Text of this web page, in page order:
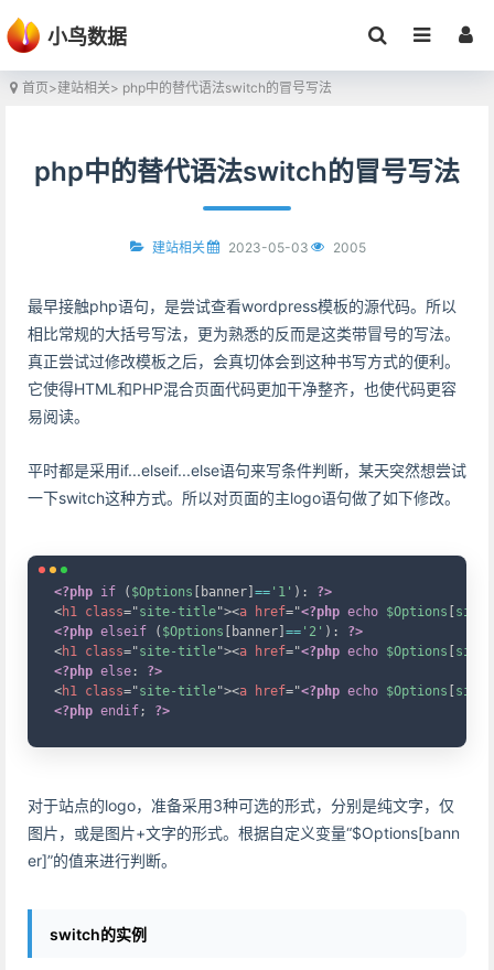
小鸟数据
首页>建站相关> php中的替代语法switch的冒号写法
php中的替代语法switch的冒号写法
建站相关 2023-05-03 2005
最早接触php语句，是尝试查看wordpress模板的源代码。所以
相比常规的大括号写法，更为熟悉的反而是这类带冒号的写法。
真正尝试过修改模板之后，会真切体会到这种书写方式的便利。
它使得HTML和PHP混合页面代码更加干净整齐，也使代码更容
易阅读。
平时都是采用if...elseif...else语句来写条件判断，某天突然想尝试
一下switch这种方式。所以对页面的主logo语句做了如下修改。
<?php if ( $Options banner == '1' ) :
?>
<h1 class="site-title"><a href="<?php echo $Options
<?php elseif ( $Options banner == '2' ) :
?>
<h1 class="site-title"><a href="<?php echo $Options
<?php else :
?>
<h1 class="site-title"><a href="<?php echo $Options
<?php endif; ?>
对于站点的logo，准备采用3种可选的形式，分别是纯文字，仅
图片，或是图片+文字的形式。根据自定义变量“$Options[bann
er]”的值来进行判断。
switch的实例